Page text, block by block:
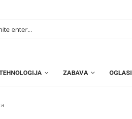
ZABAVA OGLASI